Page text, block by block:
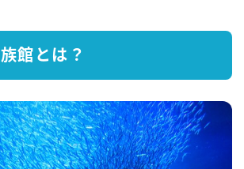
館とは？